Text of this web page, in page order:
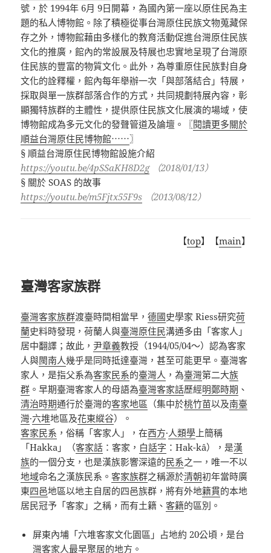
號，於 1994年 6月 9日開幕，為國內第一座以原住民為主
題的私人博物館。除了積極從事台灣原住民族文物蒐藏保
存之外，博物館藉由多樣化的教育活動促進台灣原住民族
文化的推廣，館內的常設展及特展也忠實地呈現了台灣原
住民族的豐富的物質文化。此外，為尊重原住民族對自身
文化的詮釋權，館內每年舉辦一次「與部落結合」特展，
採取與單一族群部落合作的方式，共同規劃特展內容，彰
顯獨特族群的主體性，提供原住民族文化展演的場域，使
博物館成為多元文化的發聲管道及論壇。〖閱讀更多關於
順益台灣原住民博物館⋯⋯〗
§ 順益台灣原住民博物館設施介紹
https://youtu.be/4pSSaKH8D2g（2018/01/13）
§ 關於 SOAS 的故事
https://youtu.be/m5Fjtx55F9s （2013/08/12）
【top】【main】
臺灣客家族群
臺灣客家族群渡臺時間相當早，德國史學家 Riess研究荷
蘭史料時發現，荷蘭人與臺灣原住民溝通多由「客家人」
居中翻譯；故此，尹章義教授（1944/05/04～）認為客家
人與閩南人幾乎是同時抵達臺灣，甚至可能更早。臺灣客
家人，是指父系為客家民系的臺灣人 ，為臺灣第二大族
群 。早期臺灣客家人的母語為臺灣客家話歷經明鄭時期 、
清治時期通行於臺灣的客家地區 （集中於桃竹苗以及南臺
灣·六堆地區及花東縱谷）。
客家民系 ，俗稱「客家人」，在西方·人類學 上簡稱
「Hakka 」（客家話 ：客家， 白話字 ：Hak-kâ），是漢
族的一個分支，也是漢族影響深遠的民系之一，唯一不以
地域命名之漢族民系。客家族群之稱源於清朝初年當時廣
東四邑地區以地主自居的四邑族群，將有外地籍貫的本地
居民冠予「客家」之稱，而有土籍、客籍的區別。
屏東內埔「六堆客家文化園區」占地約 20公頃，是台
灣客家人最早聚居的地方。